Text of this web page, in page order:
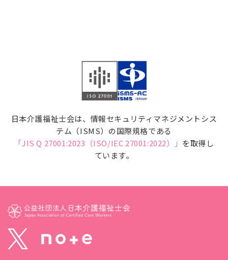
日本介護福祉士会は、情報セキュリティマネジメントシス
テム（ISMS）の国際規格である
「JIS Q 27001:2023（ISO/IEC 27001:2022）」 を取得し
ています。